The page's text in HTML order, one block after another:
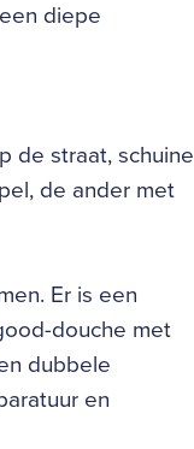
diepe
de straat, schuine
de ander met
Er is een
douche met
dubbele
en